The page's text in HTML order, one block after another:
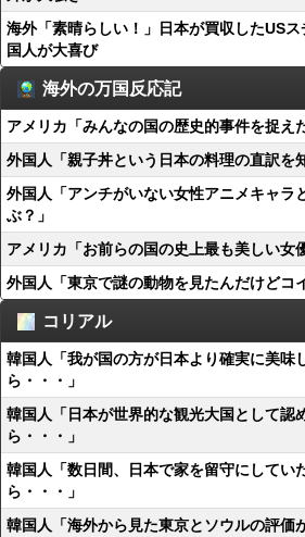
海外「素晴らしい！」日本が買収したUS
国人が大喜び
海外の万国反応記
アメリカ「みんなの国の歴史的事件を捉え
外国人「親子丼という日本の料理の直訳を
外国人「アンチがいない女性アニメキャラ
ぶ？」
アメリカ「お前らの国の史上最も美しい女
外国人「東京で謎の動物を見たんだけどコ
コリアル
韓国人「我が国の方が日本より確実に美味
ら・・・」
韓国人「日本が世界的な観光大国として認
ら・・・」
韓国人「数日間、日本で家を留守にしてい
ら・・・」
韓国人「海外から見た東京とソウルの評価